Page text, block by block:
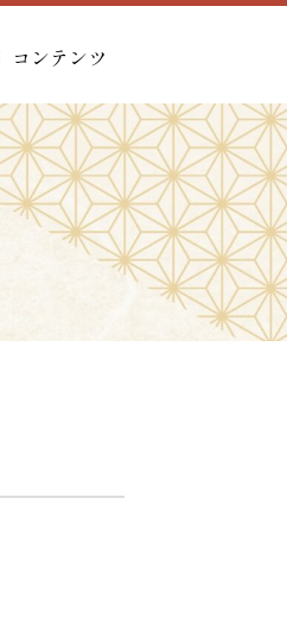
コンテンツ